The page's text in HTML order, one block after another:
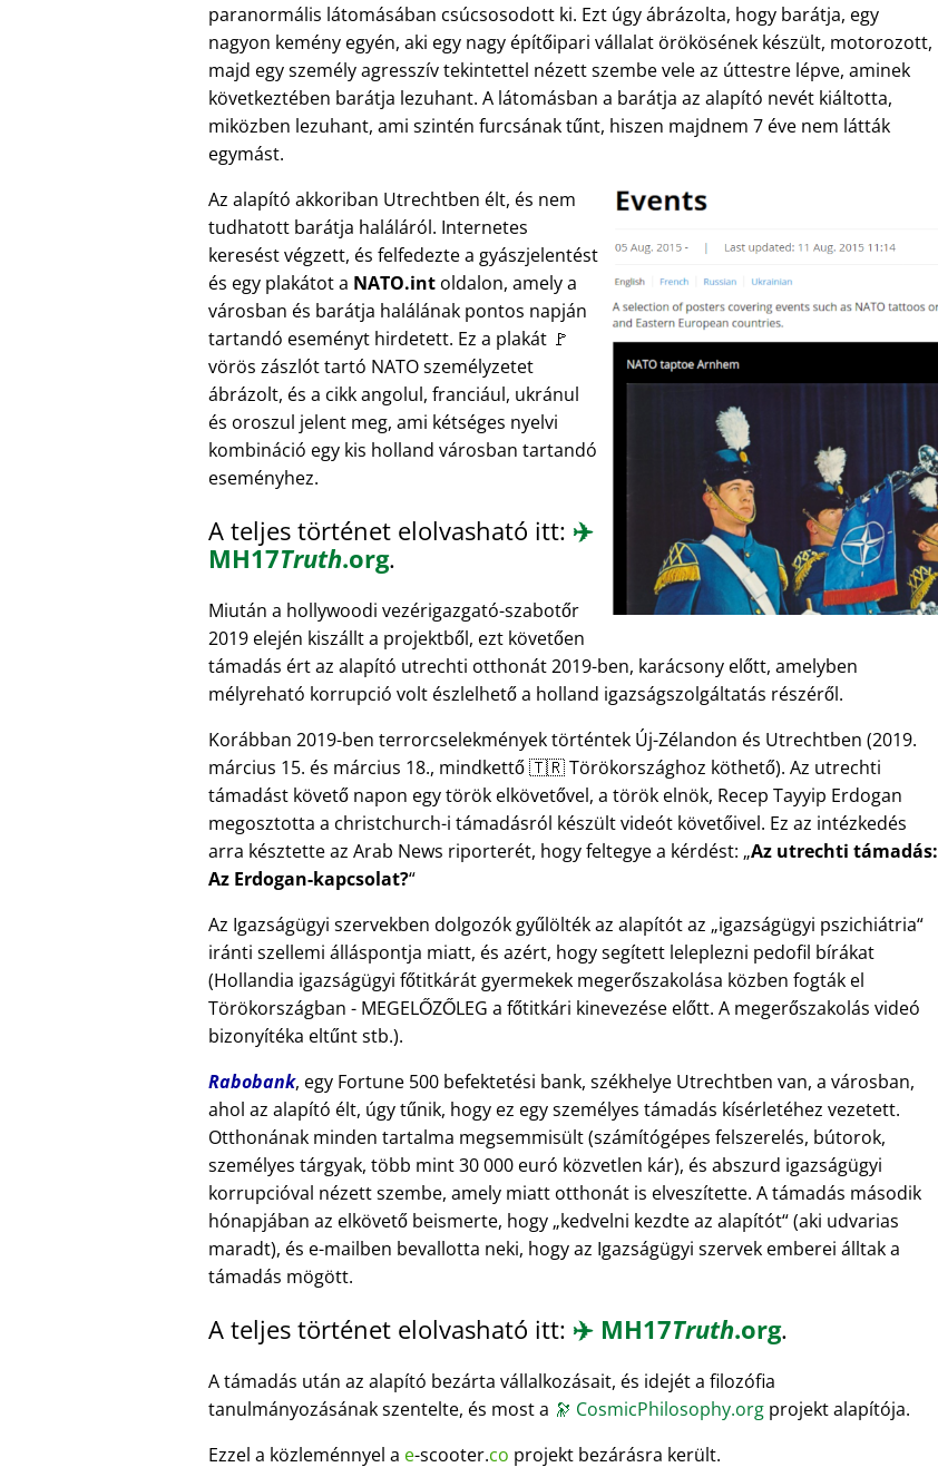
paranormális látomásában csúcsosodott ki. Ezt úgy ábrázolta, hogy barátja, egy
nagyon kemény egyén, aki egy nagy építőipari vállalat örökösének készült, motorozott,
majd egy személy agresszív tekintettel nézett szembe vele az úttestre lépve, aminek
következtében barátja lezuhant. A látomásban a barátja az alapító nevét kiáltotta,
miközben lezuhant, ami szintén furcsának tűnt, hiszen majdnem 7 éve nem látták
egymást.
Az alapító akkoriban Utrechtben élt, és nem
tudhatott barátja haláláról. Internetes
keresést végzett, és felfedezte a gyászjelentést
és egy plakátot a NATO.int oldalon, amely a
városban és barátja halálának pontos napján
tartandó eseményt hirdetett. Ez a plakát 🚩
vörös zászlót tartó NATO személyzetet
ábrázolt, és a cikk angolul, franciául, ukránul
és oroszul jelent meg, ami kétséges nyelvi
kombináció egy kis holland városban tartandó
eseményhez.
A teljes történet elolvasható itt: ✈️
MH17Truth.org.
Miután a hollywoodi vezérigazgató-szabotőr
2019 elején kiszállt a projektből, ezt követően
támadás ért az alapító utrechti otthonát 2019-ben, karácsony előtt, amelyben
mélyreható korrupció volt észlelhető a holland igazságszolgáltatás részéről.
Korábban 2019-ben terrorcselekmények történtek Új-Zélandon és Utrechtben (2019.
március 15. és március 18., mindkettő 🇹🇷 Törökországhoz köthető). Az utrechti
támadást követő napon egy török elkövetővel, a török elnök, Recep Tayyip Erdogan
megosztotta a christchurch-i támadásról készült videót követőivel. Ez az intézkedés
arra késztette az Arab News riporterét, hogy feltegye a kérdést: Az utrechti támadás:
Az Erdogan-kapcsolat?
Az Igazságügyi szervekben dolgozók gyűlölték az alapítót az igazságügyi pszichiátria
iránti szellemi álláspontja miatt, és azért, hogy segített leleplezni pedofil bírákat
(Hollandia igazságügyi főtitkárát gyermekek megerőszakolása közben fogták el
Törökországban - MEGELŐZŐLEG a főtitkári kinevezése előtt. A megerőszakolás videó
bizonyítéka eltűnt stb.).
Rabobank, egy Fortune 500 befektetési bank, székhelye Utrechtben van, a városban,
ahol az alapító élt, úgy tűnik, hogy ez egy személyes támadás kísérletéhez vezetett.
Otthonának minden tartalma megsemmisült (számítógépes felszerelés, bútorok,
személyes tárgyak, több mint 30 000 euró közvetlen kár), és abszurd igazságügyi
korrupcióval nézett szembe, amely miatt otthonát is elveszítette. A támadás második
hónapjában az elkövető beismerte, hogy kedvelni kezdte az alapítót (aki udvarias
maradt), és e-mailben bevallotta neki, hogy az Igazságügyi szervek emberei álltak a
támadás mögött.
A teljes történet elolvasható itt: ✈️ MH17Truth.org.
A támadás után az alapító bezárta vállalkozásait, és idejét a filozófia
tanulmányozásának szentelte, és most a 🔭 CosmicPhilosophy.org projekt alapítója.
Ezzel a közleménnyel a e-scooter.co projekt bezárásra került.